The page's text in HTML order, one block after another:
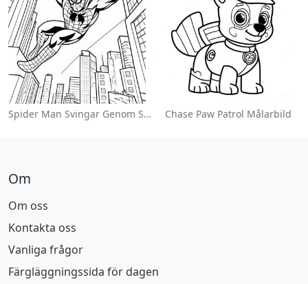
Spider Man Svingar Genom Staden Målarbild Chase Paw Patrol Målarbild
Om
Om oss
Kontakta oss
Vanliga frågor
Färgläggningssida för dagen